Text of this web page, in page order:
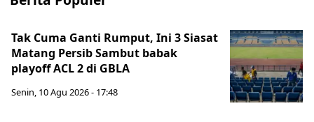
Tak Cuma Ganti Rumput, Ini 3 Siasat
Matang Persib Sambut babak
playoff ACL 2 di GBLA
Senin, 10 Agu 2026 - 17:48